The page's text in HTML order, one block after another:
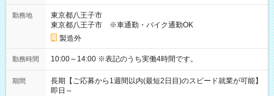
勤務地
東京都八王子市
東京都八王子市 ※車通勤・バイク通勤OK
製造外
勤務時間 10:00～14:00 ※表記のうち実働4時間です。
期間
長期【ご応募から1週間以内(最短2日目)のスピード就業が可能】
即日～